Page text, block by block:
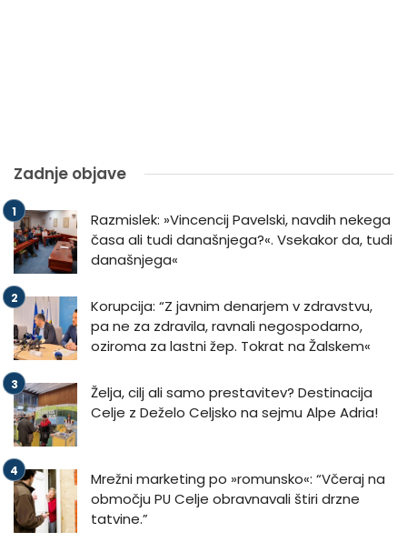
Zadnje objave
Razmislek: »Vincencij Pavelski, navdih nekega
časa ali tudi današnjega?«. Vsekakor da, tudi
današnjega«
Korupcija: “Z javnim denarjem v zdravstvu,
pa ne za zdravila, ravnali negospodarno,
oziroma za lastni žep. Tokrat na Žalskem«
Želja, cilj ali samo prestavitev? Destinacija
Celje z Deželo Celjsko na sejmu Alpe Adria!
Mrežni marketing po »romunsko«: “Včeraj na
območju PU Celje obravnavali štiri drzne
tatvine.”